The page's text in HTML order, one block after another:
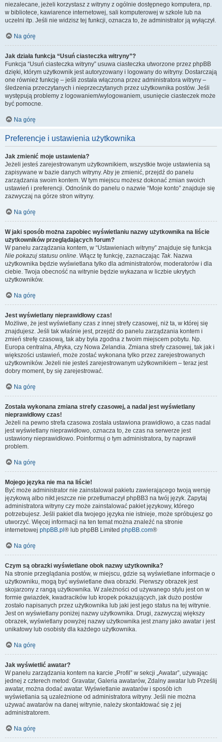
niezalecane, jeżeli korzystasz z witryny z ogólnie dostępnego komputera, np.
w bibliotece, kawiarence internetowej, sali komputerowej w szkole lub na
uczelni itp. Jeśli nie widzisz tej funkcji, oznacza to, że administrator ją wyłączył.
Na górę
Jak działa funkcja “Usuń ciasteczka witryny”?
Funkcja “Usuń ciasteczka witryny” usuwa ciasteczka utworzone przez phpBB
dzięki, którym użytkownik jest autoryzowany i logowany do witryny. Dostarczają
one również funkcję – jeśli została włączona przez administratora witryny –
śledzenia przeczytanych i nieprzeczytanych przez użytkownika postów. Jeśli
występują problemy z logowaniem/wylogowaniem, usunięcie ciasteczek może
być pomocne.
Na górę
Preferencje i ustawienia użytkownika
Jak zmienić moje ustawienia?
Jeżeli jesteś zarejestrowanym użytkownikiem, wszystkie twoje ustawienia są
zapisywane w bazie danych witryny. Aby je zmienić, przejdź do panelu
zarządzania swoim kontem. W tym miejscu możesz dokonać zmian swoich
ustawień i preferencji. Odnośnik do panelu o nazwie “Moje konto” znajduje się
zazwyczaj na górze stron witryny.
Na górę
W jaki sposób można zapobiec wyświetlaniu nazwy użytkownika na liście
użytkowników przeglądających forum?
W panelu zarządzania kontem, w “Ustawieniach witryny” znajduje się funkcja
Nie pokazuj statusu online. Włącz tę funkcję, zaznaczając Tak. Nazwa
użytkownika będzie wyświetlana tylko dla administratorów, moderatorów i dla
ciebie. Twoja obecność na witrynie będzie wykazana w liczbie ukrytych
użytkowników.
Na górę
Jest wyświetlany nieprawidłowy czas!
Możliwe, że jest wyświetlany czas z innej strefy czasowej, niż ta, w której się
znajdujesz. Jeśli tak właśnie jest, przejdź do panelu zarządzania kontem i
zmień strefę czasową, tak aby była zgodna z twoim miejscem pobytu. Np.
Europa centralna, Afryka, czy Nowa Zelandia. Zmiana strefy czasowej, tak jak i
większości ustawień, może zostać wykonana tylko przez zarejestrowanych
użytkowników. Jeżeli nie jesteś zarejestrowanym użytkownikiem – teraz jest
dobry moment, by się zarejestrować.
Na górę
Została wykonana zmiana strefy czasowej, a nadal jest wyświetlany
nieprawidłowy czas!
Jeżeli na pewno strefa czasowa została ustawiona prawidłowo, a czas nadal
jest wyświetlany nieprawidłowo, oznacza to, że czas na serwerze jest
ustawiony nieprawidłowo. Poinformuj o tym administratora, by naprawił
problem.
Na górę
Mojego języka nie ma na liście!
Być może administrator nie zainstalował pakietu zawierającego twoją wersję
językową albo nikt jeszcze nie przetłumaczył phpBB3 na twój język. Zapytaj
administratora witryny czy może zainstalować pakiet językowy, którego
potrzebujesz. Jeśli pakiet dla twojego języka nie istnieje, może spróbujesz go
utworzyć. Więcej informacji na ten temat można znaleźć na stronie
internetowej phpBB.pl ® lub phpBB Limited phpBB.com®
Na górę
Czym są obrazki wyświetlane obok nazwy użytkownika?
Na stronie przeglądania postów, w miejscu, gdzie są wyświetlane informacje o
użytkowniku, mogą być wyświetlane dwa obrazki. Pierwszy obrazek jest
skojarzony z rangą użytkownika. W zależności od używanego stylu jest on w
formie gwiazdek, kwadracików lub kropek pokazujących, jak dużo postów
zostało napisanych przez użytkownika lub jaki jest jego status na tej witrynie.
Jest on wyświetlany poniżej nazwy użytkownika. Drugi, zazwyczaj większy
obrazek, wyświetlany powyżej nazwy użytkownika jest znany jako awatar i jest
unikatowy lub osobisty dla każdego użytkownika.
Na górę
Jak wyświetlić awatar?
W panelu zarządzania kontem na karcie „Profil” w sekcji „Awatar”, używając
jednej z czterech metod: Gravatar, Galeria awatarów, Zdalny awatar lub Prześlij
awatar, można dodać awatar. Wyświetlanie awatarów i sposób ich
wyświetlania są uzależnione od administratora witryny. Jeśli nie można
używać awatarów na danej witrynie, należy skontaktować się z jej
administratorem.
Na górę